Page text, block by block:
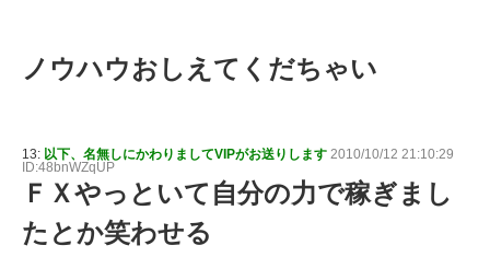
ノウハウおしえてくだちゃい
13: 以下、名無しにかわりましてVIPがお送りします 2010/10/12 21:10:29
ID:48bnWZqUP
ＦＸやっといて自分の力で稼ぎまし
たとか笑わせる